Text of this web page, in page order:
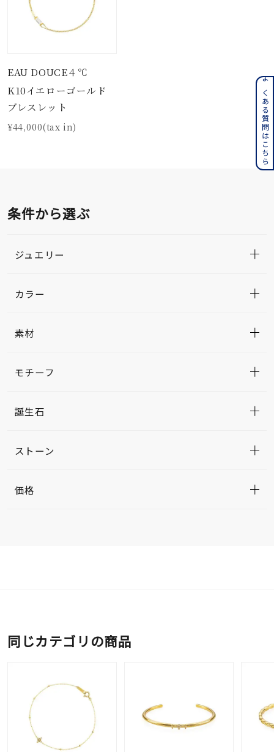
EAU DOUCE４℃
K10イエローゴールド
ブレスレット
¥44,000(tax in)
条件から選ぶ
ジュエリー
カラー
素材
モチーフ
誕生石
ストーン
価格
同じカテゴリの商品
よくある質問はこちら